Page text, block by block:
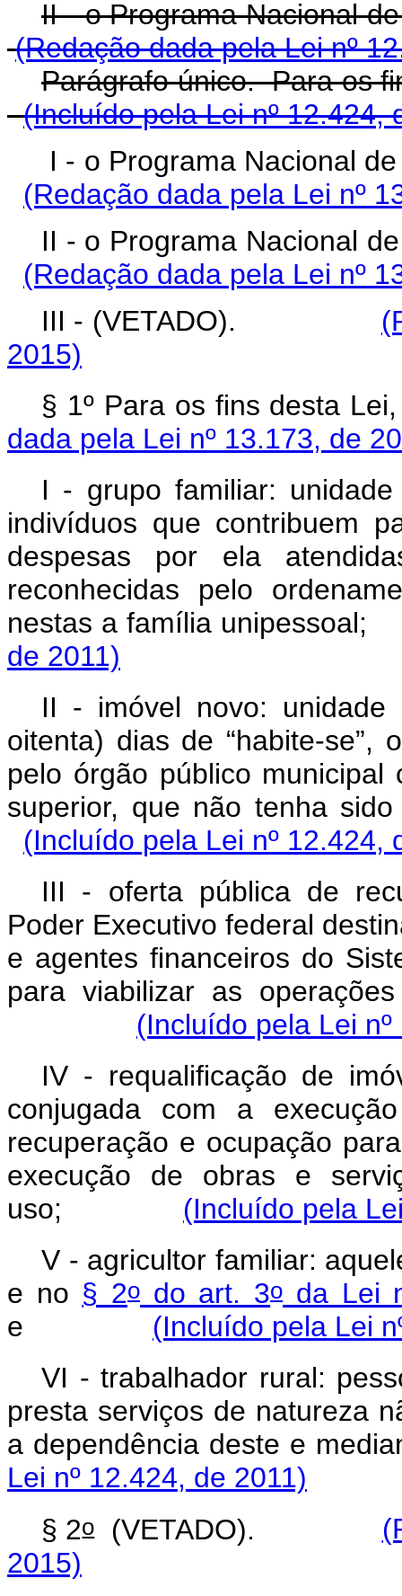
II - o Programa Nacional
(Redação dada pela Lei nº
Parágrafo único. Para os
(Incluído pela Lei nº 12.424,
I - o Programa Nacional
(Redação dada pela Lei nº
II - o Programa Nacional
(Redação dada pela Lei nº
III - (VETADO).
2015)
§ 1º Para os fins
dada pela Lei nº 13.173, de
I - grupo familiar:
indivíduos que contribuem
despesas por ela
reconhecidas pelo
nestas a família
de 2011)
II - imóvel novo:
oitenta) dias de “habite-se”,
pelo órgão público
superior, que não
(Incluído pela Lei nº 12.424,
III - oferta pública de
Poder Executivo federal
e agentes financeiros do
para viabilizar as
(Incluído pela Lei
IV - requalificação de
conjugada com a
recuperação e ocupação
execução de obras e
uso; (Incluído pela
V - agricultor familiar:
e no § 2odo art. 3oda Lei
e (Incluído pela Lei
VI - trabalhador rural:
presta serviços de natureza
a dependência deste
Lei nº 12.424, de 2011)
§ 2o(VETADO).
2015)